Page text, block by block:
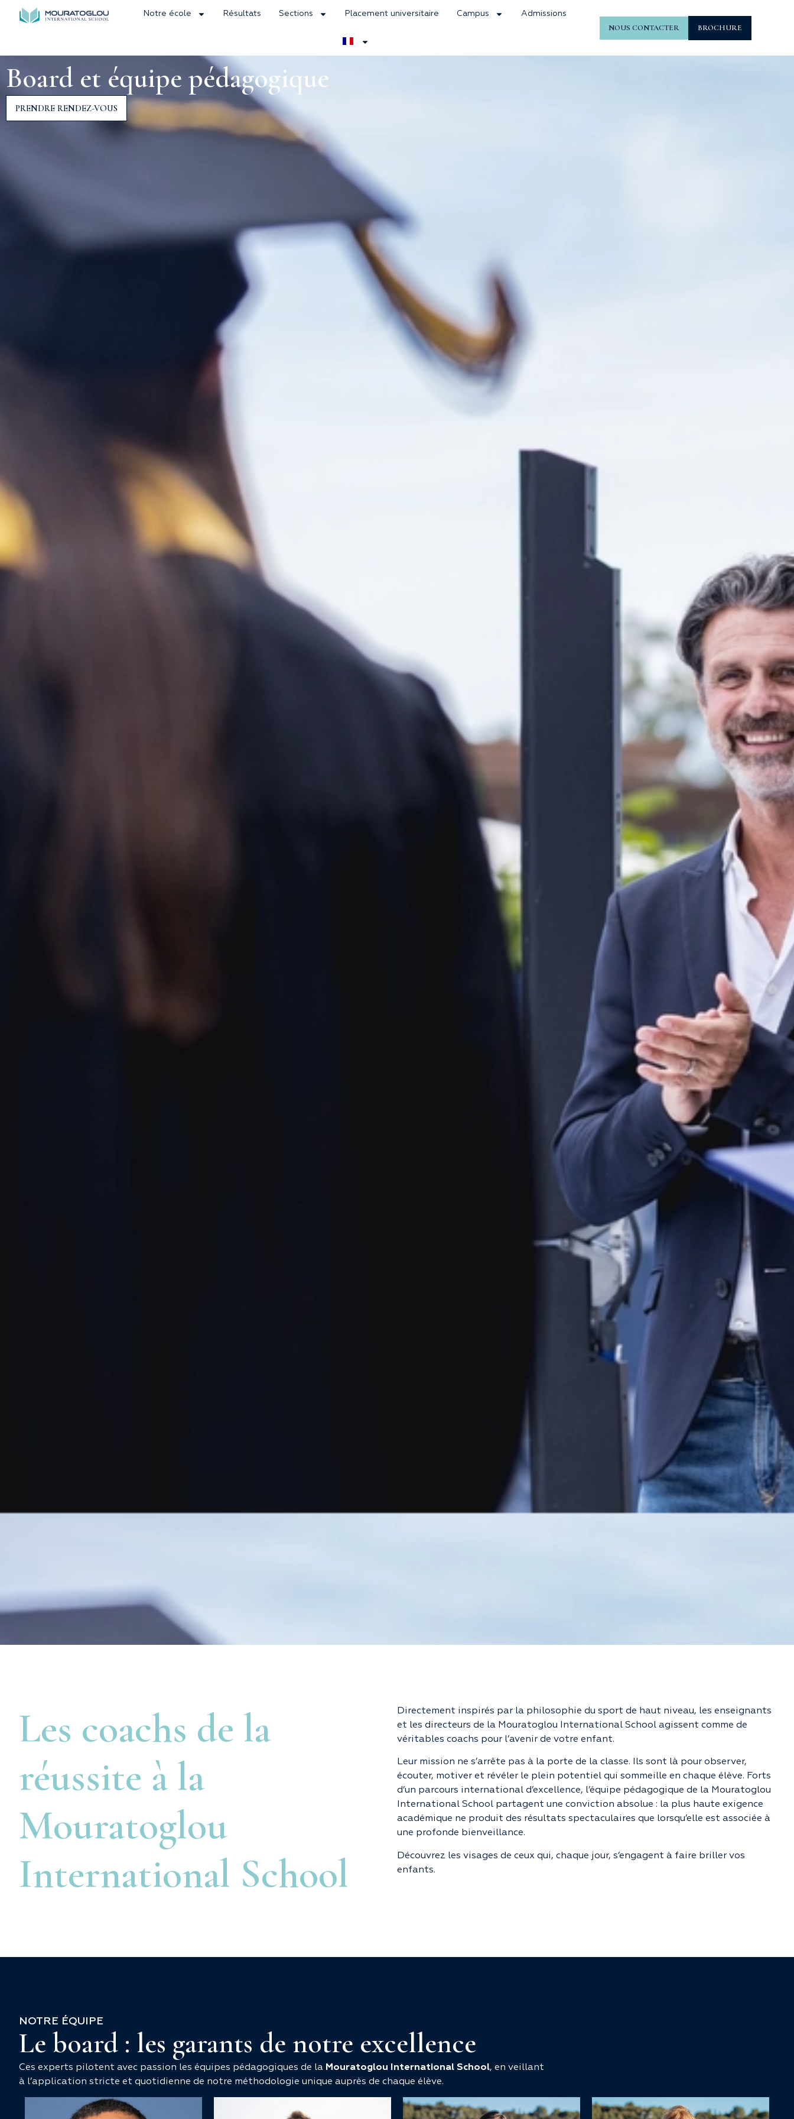
Notre école Résultats Sections Placement universitaire Campus Admissions
NOUS CONTACTER BROCHURE
Board et équipe pédagogique
PRENDRE RENDEZ-VOUS
Les coachs de la
réussite à la
Mouratoglou
International School
Directement inspirés par la philosophie du sport de haut niveau, les enseignants
et les directeurs de la Mouratoglou International School agissent comme de
véritables coachs pour l’avenir de votre enfant.
Leur mission ne s’arrête pas à la porte de la classe. Ils sont là pour observer,
écouter, motiver et révéler le plein potentiel qui sommeille en chaque élève. Forts
d’un parcours international d’excellence, l’équipe pédagogique de la Mouratoglou
International School partagent une conviction absolue : la plus haute exigence
académique ne produit des résultats spectaculaires que lorsqu’elle est associée à
une profonde bienveillance.
Découvrez les visages de ceux qui, chaque jour, s’engagent à faire briller vos
enfants.
NOTRE ÉQUIPE
Le board : les garants de notre excellence
Ces experts pilotent avec passion les équipes pédagogiques de la Mouratoglou International School, en veillant
à l’application stricte et quotidienne de notre méthodologie unique auprès de chaque élève.